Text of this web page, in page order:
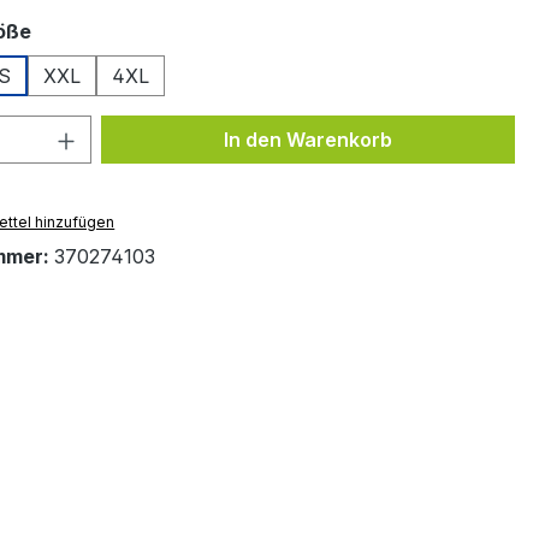
auswählen
XXL 4XL
Anzahl: Gib den gewünschten Wert
In den Warenkorb
hinzufügen
370274103